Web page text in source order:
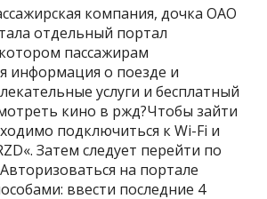
компания, дочка ОАО
отдельный портал
пассажирам
информация о поезде и
услуги и бесплатный
кино в ржд?Чтобы зайти
подключиться к Wi-Fi и
Затем следует перейти по
на портале
ввести последние 4